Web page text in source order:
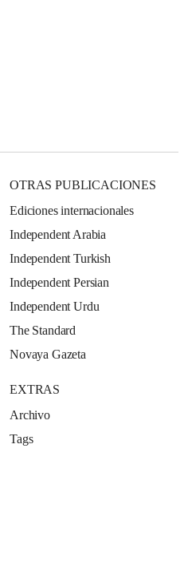
OTRAS PUBLICACIONES
Ediciones internacionales
Independent Arabia
Independent Turkish
Independent Persian
Independent Urdu
The Standard
Novaya Gazeta
EXTRAS
Archivo
Tags